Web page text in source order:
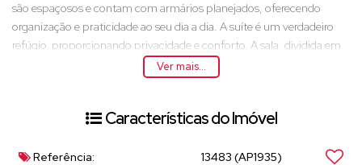
são espaçosos e contam com armários planejados, oferecendo
organização e praticidade ao seu dia a dia. A suíte é um verdadeiro
refúgio, proporcionando privacidade e conforto. A sala, dividida em
dois ambientes, é perfeita para receber amigos e familiares. A
cozinha integrada, com armários planejados, torna a experiência de
param por aí: O condomínio oferece uma gama de opções de lazer,
bem equipada para manter a forma, um playground para as
Ver mais...
Características do Imóvel
Referência: 13483 (AP1935)